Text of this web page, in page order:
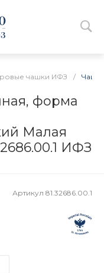
чашки ИФЗ /
форма
Малая
ИФЗ
Артикул 81.32686.00.1